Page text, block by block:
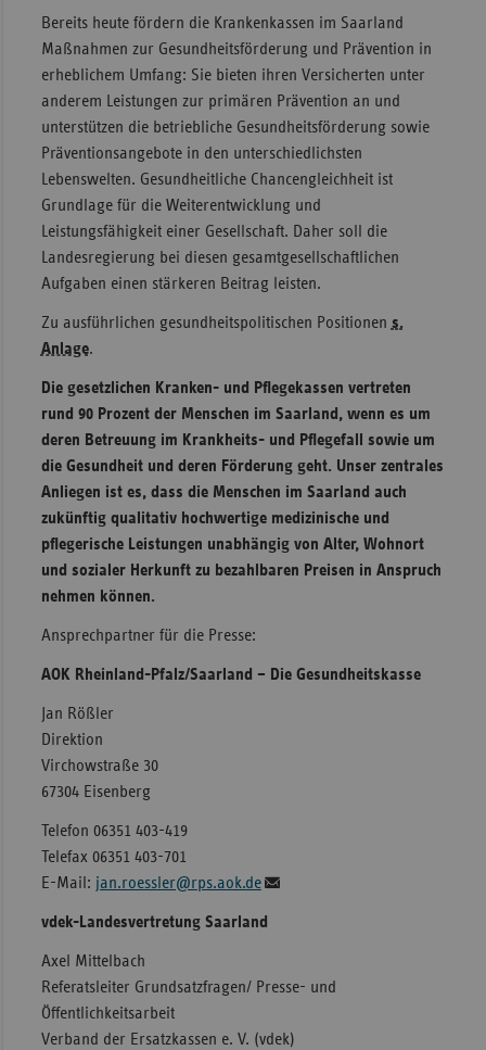
Bereits heute fördern die Krankenkassen im Saarland
Maßnahmen zur Gesundheitsförderung und Prävention in
erheblichem Umfang: Sie bieten ihren Versicherten unter
anderem Leistungen zur primären Prävention an und
unterstützen die betriebliche Gesundheitsförderung sowie
Präventionsangebote in den unterschiedlichsten
Lebenswelten. Gesundheitliche Chancengleichheit ist
Grundlage für die Weiterentwicklung und
Leistungsfähigkeit einer Gesellschaft. Daher soll die
Landesregierung bei diesen gesamtgesellschaftlichen
Aufgaben einen stärkeren Beitrag leisten.
Zu ausführlichen gesundheitspolitischen Positionen s.
Anlage.
Die gesetzlichen Kranken- und Pflegekassen vertreten
rund 90 Prozent der Menschen im Saarland, wenn es um
deren Betreuung im Krankheits- und Pflegefall sowie um
die Gesundheit und deren Förderung geht. Unser zentrales
Anliegen ist es, dass die Menschen im Saarland auch
zukünftig qualitativ hochwertige medizinische und
pflegerische Leistungen unabhängig von Alter, Wohnort
und sozialer Herkunft zu bezahlbaren Preisen in Anspruch
nehmen können.
Ansprechpartner für die Presse:
AOK Rheinland-Pfalz/Saarland – Die Gesundheitskasse
Jan Rößler
Direktion
Virchowstraße 30
67304 Eisenberg
Telefon 06351 403-419
Telefax 06351 403-701
E-Mail: jan.roessler@rps.aok.de
vdek-Landesvertretung Saarland
Axel Mittelbach
Referatsleiter Grundsatzfragen/ Presse- und
Öffentlichkeitsarbeit
Verband der Ersatzkassen e. V. (vdek)